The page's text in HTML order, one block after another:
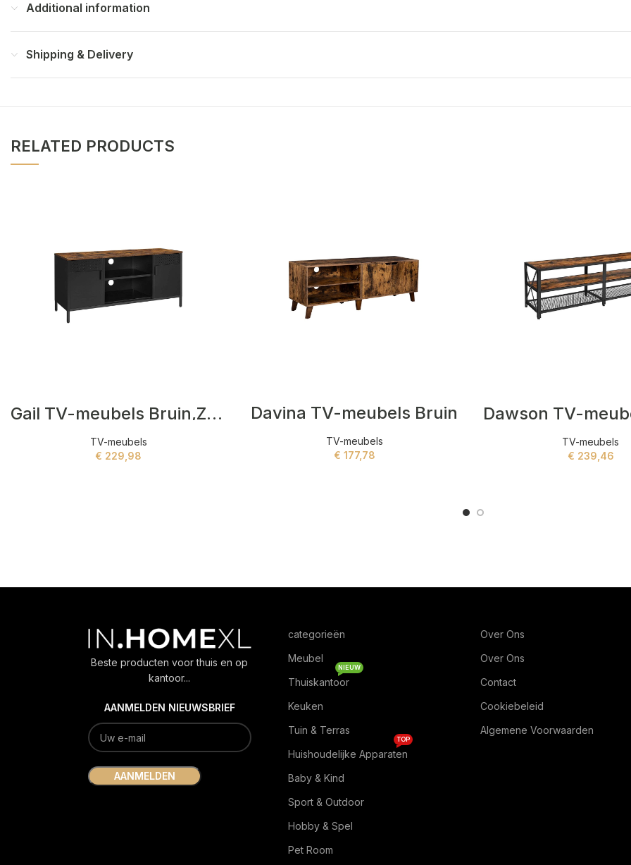
Additional information
Shipping & Delivery
RELATED PRODUCTS
Gail TV-meubels Bruin,Zwart
TV-meubels
€ 229,98
Davina TV-meubels Bruin
TV-meubels
€ 177,78
TV-meubels
€ 239,46
Beste producten voor thuis en op
kantoor...
AANMELDEN NIEUWSBRIEF
categorieën
Meubel
Thuiskantoor
NIEUW
Keuken
Tuin & Terras
Huishoudelijke Apparaten
TOP
Baby & Kind
Sport & Outdoor
Hobby & Spel
Pet Room
Over Ons
Over Ons
Contact
Cookiebeleid
Algemene Voorwaarden